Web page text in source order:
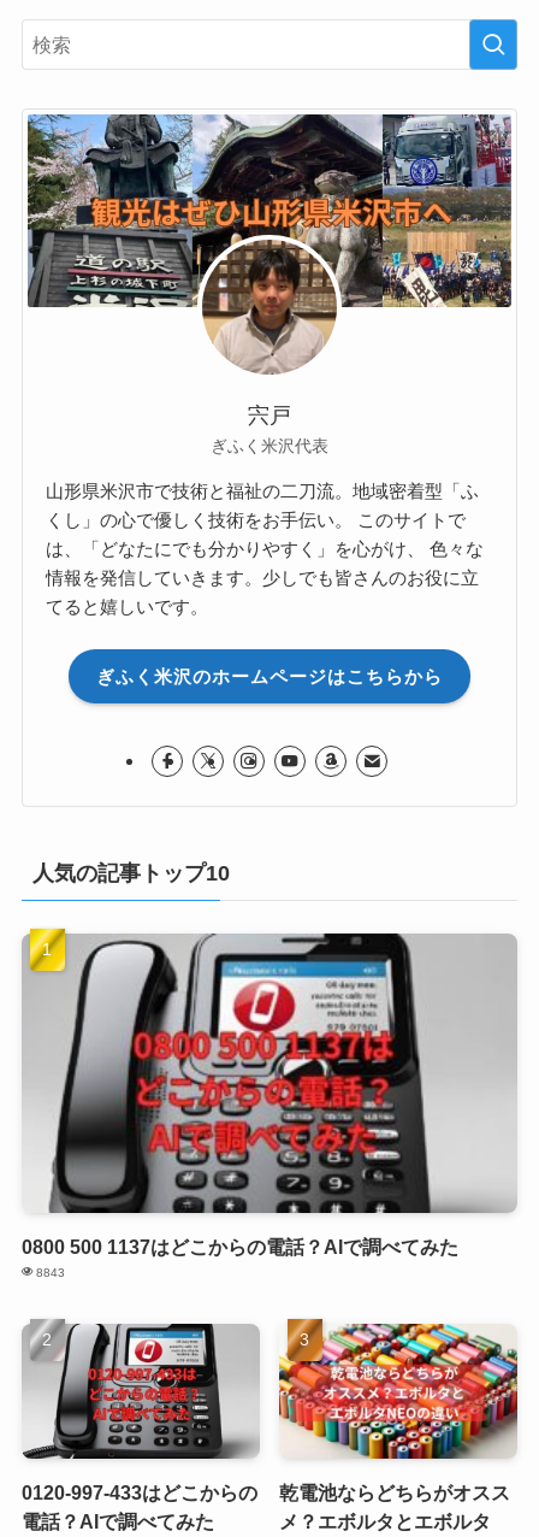
宍戸
ぎふく米沢代表
山形県米沢市で技術と福祉の二刀流。地域密着型「ふ
くし」の心で優しく技術をお手伝い。 このサイトで
は、「どなたにでも分かりやすく」を心がけ、 色々な
情報を発信していきます。少しでも皆さんのお役に立
てると嬉しいです。
ぎふく米沢のホームページはこちらから
人気の記事トップ10
0800 500 1137はどこからの電話？AIで調べてみた
8843
0120-997-433はどこからの
電話？AIで調べてみた
乾電池ならどちらがオスス
メ？エボルタとエボルタ